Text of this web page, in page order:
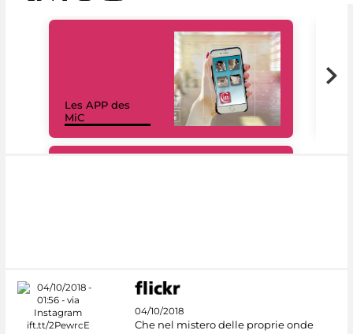
Les APP des
MiC
04/10/2018
Che nel mistero delle proprie onde